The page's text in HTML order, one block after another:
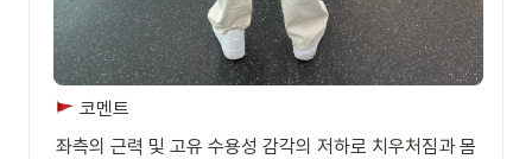
코멘트
좌측의 근력 및 고유 수용성 감각의 저하로 치우처짐과 몸